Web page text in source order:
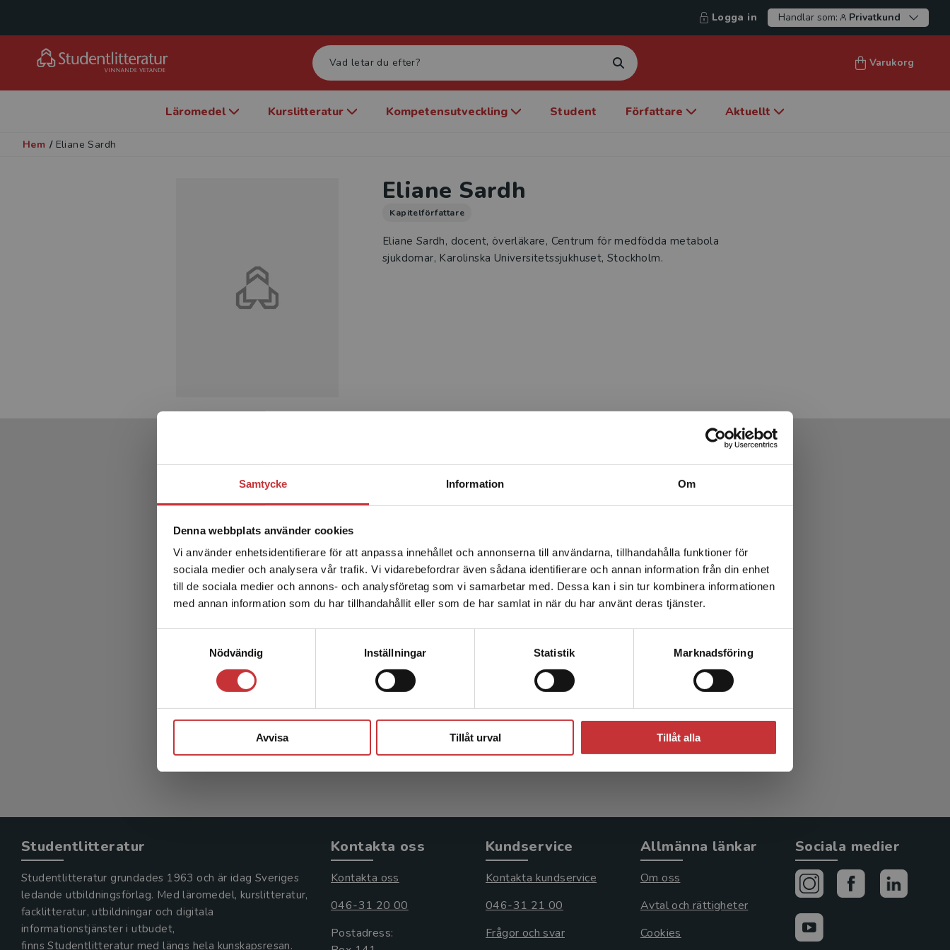
Samtycke Information Om
Denna webbplats använder cookies
Vi använder enhetsidentifierare för att anpassa innehållet och annonserna till användarna, tillhandahålla funktioner för
sociala medier och analysera vår trafik. Vi vidarebefordrar även sådana identifierare och annan information från din enhet
till de sociala medier och annons- och analysföretag som vi samarbetar med. Dessa kan i sin tur kombinera informationen
med annan information som du har tillhandahållit eller som de har samlat in när du har använt deras tjänster.
Nödvändig
Inställningar Statistik Marknadsföring
Avvisa Tillåt urval Tillåt alla
Begränsad fraktregion
Det verkar som att du besöker studentlitteratur.se via en
enhet utanför Sverige. Vi erbjuder inte leveranser utanför
Sverige. För att kunna slutföra ett köp måste
leveransadressen vara i Sverige.Läs mer
Logga in Handlar som: Privatkund
Varukorg
Läromedel Kurslitteratur Kompetensutveckling Student Författare Aktuellt
Hem / Eliane Sardh
Eliane Sardh
Kapitelförfattare
Eliane Sardh, docent, överläkare, Centrum för medfödda metabola
sjukdomar, Karolinska Universitetssjukhuset, Stockholm.
Produkter
praktisk medicin
1 131 krinkl. moms
Exkl. moms: 1 067 kr
praktisk medicin
720 kr
Studentlitteratur
Studentlitteratur grundades 1963 och är idag Sveriges
ledande utbildningsförlag. Med läromedel, kurslitteratur,
facklitteratur, utbildningar och digitala
informationstjänster i utbudet,
finns Studentlitteratur med längs hela kunskapsresan.
Kontakta oss
Kontakta oss
046-31 20 00
Postadress:
Kundservice
Kontakta kundservice
046-31 21 00
Frågor och svar
Allmänna länkar
Om oss
Avtal och rättigheter
Cookies
Sociala medier